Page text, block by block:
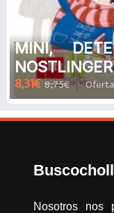
MINI,
NOSTLINGER
8,31€ 8,75€
Nosotros nos